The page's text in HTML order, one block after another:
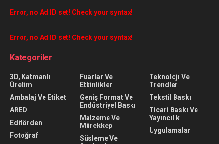
Error, no Ad ID set! Check your syntax!
Error, no Ad ID set! Check your syntax!
Kategoriler
3D, Katmanlı
Üretim
Ambalaj Ve Etiket
ARED
Editörden
Fotoğraf
Fuarlar Ve
Etkinlikler
Geniş Format Ve
Endüstriyel Baskı
Malzeme Ve
Mürekkep
Süsleme Ve
Teknolojı Ve
Trendler
Tekstil Baskı
Ticari Baskı Ve
Yayıncılık
Uygulamalar